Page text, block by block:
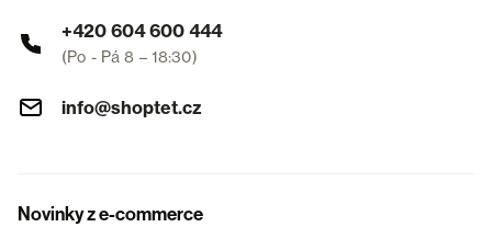
+420 604 600 444
(Po - Pá 8 – 18:30)
info@shoptet.cz
Novinky z e-commerce